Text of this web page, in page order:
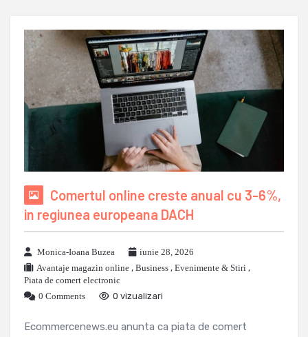
Comertul online creste anual cu 3-6%,
in regiunea europeana DACH
Monica-Ioana Buzea
iunie 28, 2026
Avantaje magazin online , Business , Evenimente & Stiri ,
Piata de comert electronic
0 Comments
0 vizualizari
Ecommercenews.eu anunta ca piata de comert